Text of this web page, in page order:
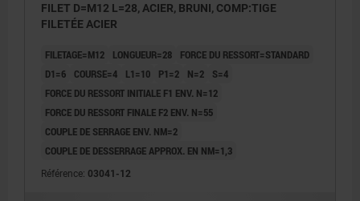
FILET D=M12 L=28, ACIER, BRUNI, COMP:TIGE
FILETÉE ACIER
FILETAGE=M12 LONGUEUR=28
FORCE DU RESSORT=STANDARD
D1=6
COURSE=4 L1=10 P1=2 N=2
S=4
FORCE DU RESSORT INITIALE F1 ENV. N=12
FORCE DU RESSORT FINALE F2 ENV. N=55
COUPLE DE SERRAGE ENV. NM=2
COUPLE DE DESSERRAGE APPROX. EN NM=1,3
Référence: 03041-12